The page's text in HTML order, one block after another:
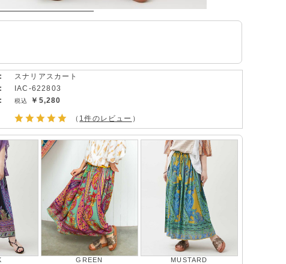
スナリアスカート
IAC-622803
￥5,280
（ 1件のレビュー ）
GREEN
MUSTARD